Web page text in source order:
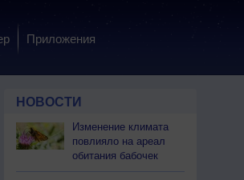
Приложения
НОВОСТИ
Изменение климата
повлияло на ареал
обитания бабочек